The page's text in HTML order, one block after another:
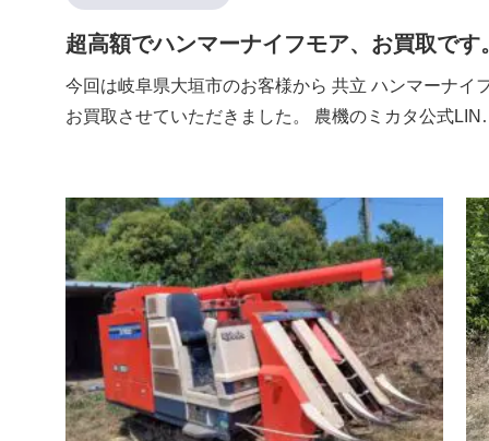
超高額でハンマーナイフモア、お買取です
今回は岐阜県大垣市のお客様から 共立 ハンマーナイ
お買取させていただきました。 農機のミカタ公式